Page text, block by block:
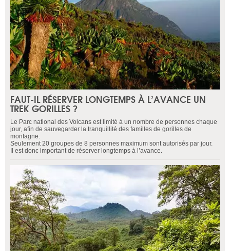
FAUT-IL RÉSERVER LONGTEMPS À L’AVANCE UN
TREK GORILLES ?
Le Parc national des Volcans est limité à un nombre de personnes chaque
jour, afin de sauvegarder la tranquillité des familles de gorilles de
montagne.
Seulement 20 groupes de 8 personnes maximum sont autorisés par jour.
Il est donc important de réserver longtemps à l’avance.